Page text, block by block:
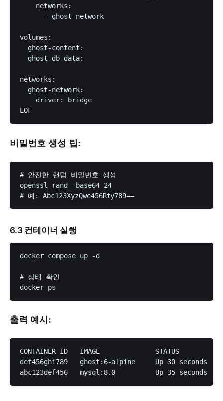
    networks:
      - ghost-network
volumes:
  ghost-content:
  ghost-db-data:
networks:
  ghost-network:
    driver: bridge
비밀번호 생성 팁:
# 안전한 랜덤 비밀번호 생성
openssl rand -base64 24
6.3 컨테이너 실행
docker compose up -d
# 상태 확인
출력 예시:
CONTAINER ID   IMAGE              STATUS
def456ghi789   ghost:6-alpine     Up 30 seconds